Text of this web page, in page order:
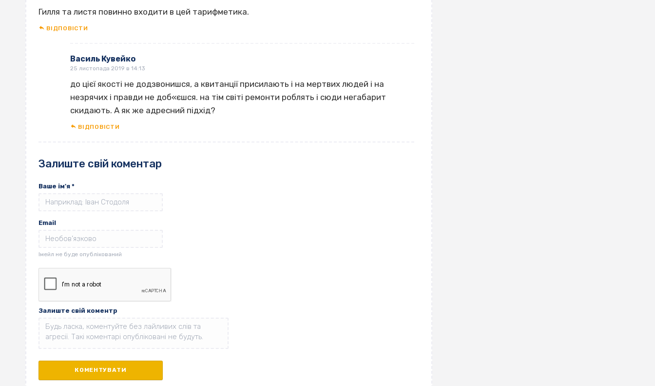
Гилля та листя повинно входити в цей тарифметика.
ВІДПОВІCТИ
Василь Кувейко
25 листопада 2019 в 14:13
до цієї якості не додзвонишся, а квитанції присилають і на мертвих людей і на
незрячих і правди не доб«єшся. на тім світі ремонти роблять і сюди негабарит
скидають. А як же адресний підхід?
ВІДПОВІCТИ
Залиште свій коментар
Ваше ім'я *
Email
Залиште свій коментр